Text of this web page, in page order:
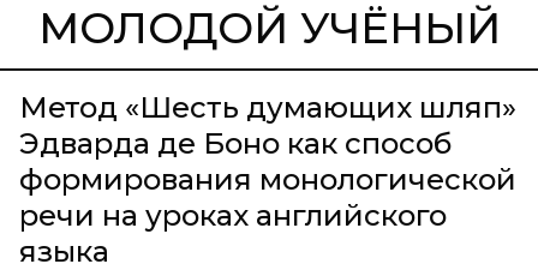
МОЛОДОЙ УЧЁНЫЙ
Метод «Шесть думающих шляп»
Эдварда де Боно как способ
формирования монологической
речи на уроках английского
языка